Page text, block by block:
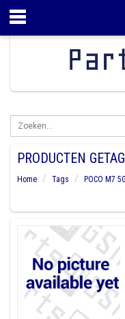
PRODUCTEN
Home Tags
POCO M7 5G